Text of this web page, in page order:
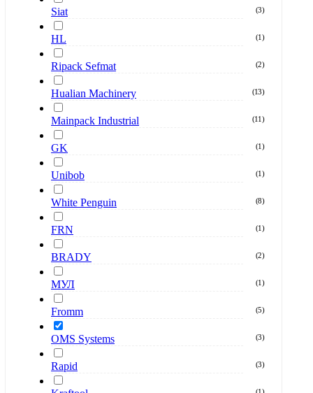
Siat (3)
HL (1 )
Ripack Sefmat (2)
Hualian Machinery (13)
Mainpack Industrial (11 )
GK (1 )
Unibob (1 )
White Penguin (8)
FRN (1 )
BRADY (2)
МУЛ (1 )
Fromm (5)
OMS Systems (3)
Rapid (3)